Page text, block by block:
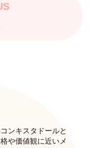
ンキスタドールと
や価値観に近いメ